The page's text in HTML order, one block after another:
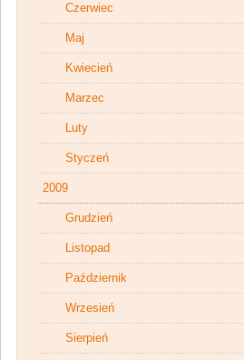
Czerwiec
Maj
Kwiecień
Marzec
Luty
Styczeń
2009
Grudzień
Listopad
Październik
Wrzesień
Sierpień